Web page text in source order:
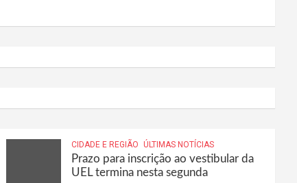
CIDADE E REGIÃO ÚLTIMAS NOTÍCIAS
Prazo para inscrição ao vestibular da
UEL termina nesta segunda